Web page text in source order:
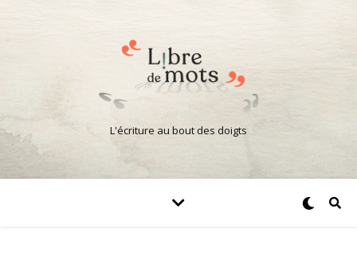
L'écriture au bout des doigts